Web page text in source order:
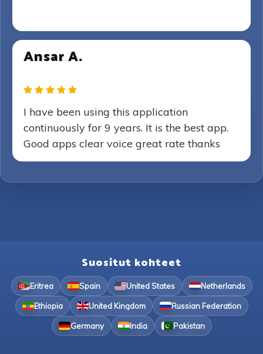
Ansar A.
I have been using this application
continuously for 9 years. It is the best app.
Good apps clear voice great rate thanks
Suositut kohteet
Eritrea Spain United States Netherlands
Ethiopia United Kingdom Russian Federation
Germany India Pakistan